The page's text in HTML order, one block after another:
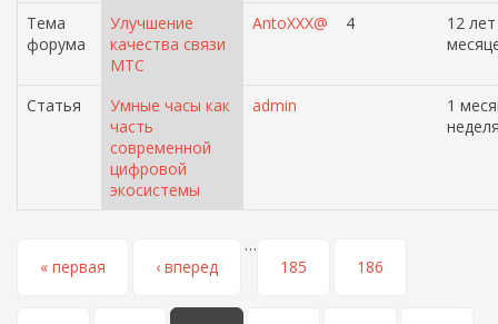
Тема
форума
Улучшение
качества связи
МТС
AntoXXX@ 4
12
Статья
Умные часы как
часть
современной
цифровой
экосистемы
admin
1
Страницы
« первая ‹ вперед
…
185
186